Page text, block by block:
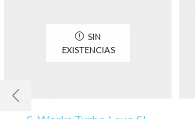
SIN
EXISTENCIAS